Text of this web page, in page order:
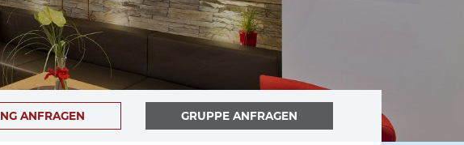
ANFRAGEN GRUPPE ANFRAGEN